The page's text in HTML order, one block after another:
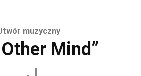
muzyczny
Mind”